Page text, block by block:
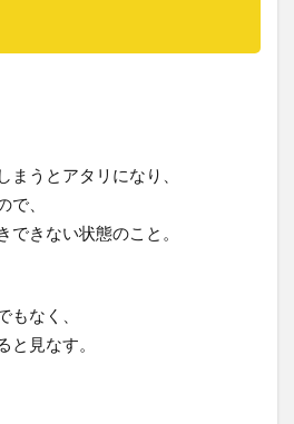
まうとアタリになり、
で、
できない状態のこと。
もなく、
と見なす。